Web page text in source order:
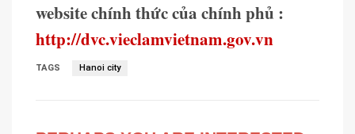
website chính thức của chính phủ :
http://dvc.vieclamvietnam.gov.vn
TAGS Hanoi city